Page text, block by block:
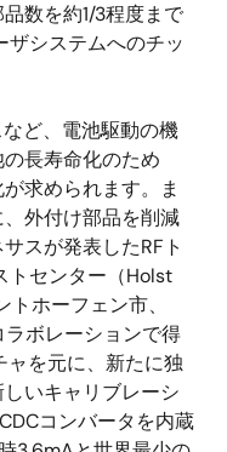
数を約1/3程度まで
ザシステムへのチッ
ど、電池駆動の機
長寿命化のため
求められます。ま
外付け部品を削減
スが発表したRFト
トセンター（Holst
ホーフェン市、
ボレーションで得
ャを元に、新たに独
いキャリブレーシ
コンバータを内蔵